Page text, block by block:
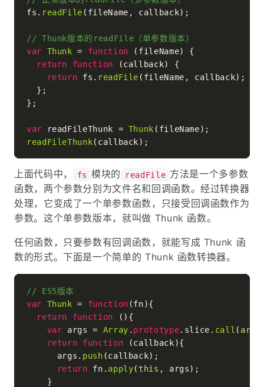
fs. readFile (fileName, callback);
// Thunk版本的readFile（单参数版本）
var
Thunk = function ( fileName) {
return
function (callback) {
return fs. readFile (fileName, callback);
  };
};
var readFileThunk = Thunk
readFileThunk
上面代码中， fs 模块的 readFile 方法是一个多参数
函数，两个参数分别为文件名和回调函数。经过转换器
处理，它变成了一个单参数函数，只接受回调函数作为
参数。这个单参数版本，就叫做 Thunk 函数。
任何函数，只要参数有回调函数，就能写成 Thunk 函
数的形式。下面是一个简单的 Thunk 函数转换器。
// ES5版本
var
Thunk = function (fn){
return
function ( ){
var args = Array . prototype. slice . call (
return
function (callback){
      args.
push (callback);
return fn. apply( this , args);
    }